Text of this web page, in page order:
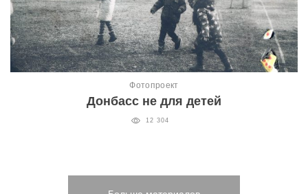
Фотопроект
Донбасс не для детей
12 304